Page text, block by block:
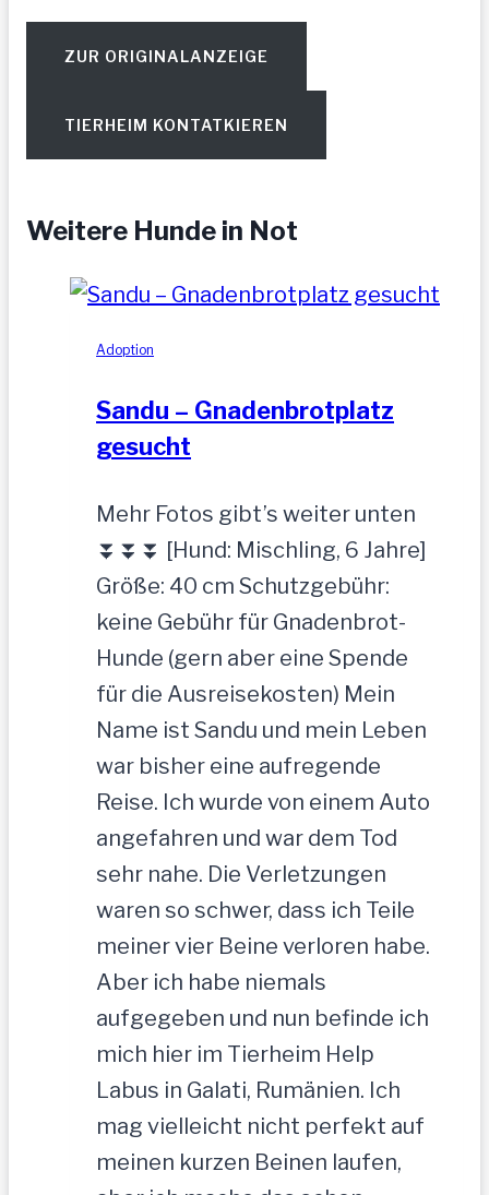
ZUR ORIGINALANZEIGE
TIERHEIM KONTATKIEREN
Weitere Hunde in Not
Adoption
Sandu – Gnadenbrotplatz
gesucht
Mehr Fotos gibt’s weiter unten
⏬⏬⏬ [Hund: Mischling, 6 Jahre]
Größe: 40 cm Schutzgebühr:
keine Gebühr für Gnadenbrot-
Hunde (gern aber eine Spende
für die Ausreisekosten) Mein
Name ist Sandu und mein Leben
war bisher eine aufregende
Reise. Ich wurde von einem Auto
angefahren und war dem Tod
sehr nahe. Die Verletzungen
waren so schwer, dass ich Teile
meiner vier Beine verloren habe.
Aber ich habe niemals
aufgegeben und nun befinde ich
mich hier im Tierheim Help
Labus in Galati, Rumänien. Ich
mag vielleicht nicht perfekt auf
meinen kurzen Beinen laufen,